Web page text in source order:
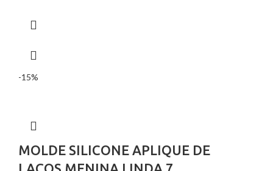
-15%
MOLDE SILICONE APLIQUE DE